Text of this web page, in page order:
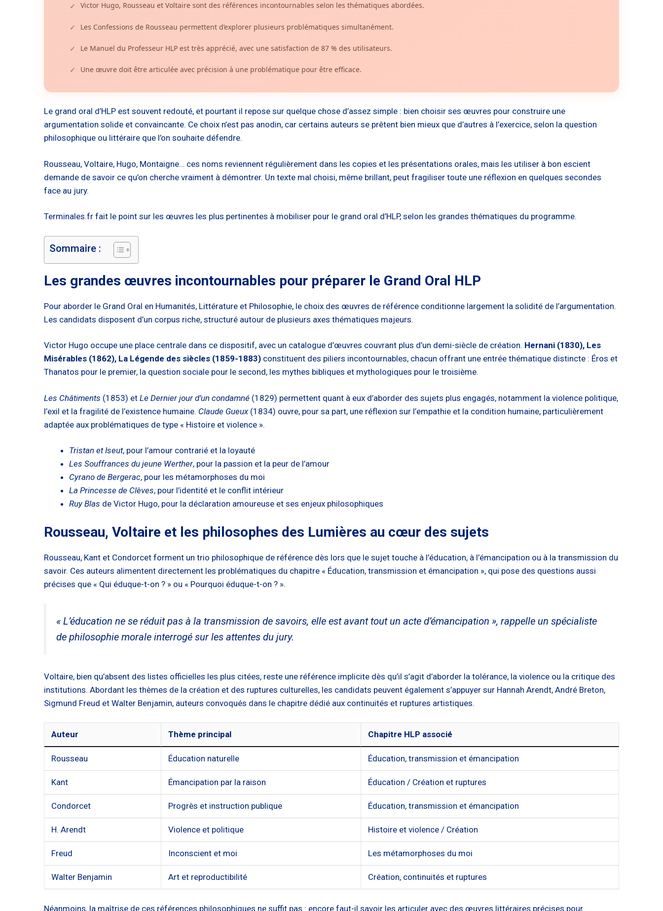
✓ Victor Hugo, Rousseau et Voltaire sont des références incontournables selon les thématiques abordées.
✓ Les Confessions de Rousseau permettent d’explorer plusieurs problématiques simultanément.
✓ Le Manuel du Professeur HLP est très apprécié, avec une satisfaction de 87 % des utilisateurs.
✓ Une œuvre doit être articulée avec précision à une problématique pour être efficace.
Le grand oral d’HLP est souvent redouté, et pourtant il repose sur quelque chose d’assez simple : bien choisir ses œuvres pour construire une
argumentation solide et convaincante. Ce choix n’est pas anodin, car certains auteurs se prêtent bien mieux que d’autres à l’exercice, selon la question
philosophique ou littéraire que l’on souhaite défendre.
Rousseau, Voltaire, Hugo, Montaigne… ces noms reviennent régulièrement dans les copies et les présentations orales, mais les utiliser à bon escient
demande de savoir ce qu’on cherche vraiment à démontrer. Un texte mal choisi, même brillant, peut fragiliser toute une réflexion en quelques secondes
face au jury.
Terminales.fr fait le point sur les œuvres les plus pertinentes à mobiliser pour le grand oral d’HLP, selon les grandes thématiques du programme.
Sommaire :
Les grandes œuvres incontournables pour préparer le Grand Oral HLP
Pour aborder le Grand Oral en Humanités, Littérature et Philosophie, le choix des œuvres de référence conditionne largement la solidité de l’argumentation.
Les candidats disposent d’un corpus riche, structuré autour de plusieurs axes thématiques majeurs.
Victor Hugo occupe une place centrale dans ce dispositif, avec un catalogue d’œuvres couvrant plus d’un demi-siècle de création. Hernani (1830), Les
Misérables (1862), La Légende des siècles (1859-1883) constituent des piliers incontournables, chacun offrant une entrée thématique distincte : Éros et
Thanatos pour le premier, la question sociale pour le second, les mythes bibliques et mythologiques pour le troisième.
Les Châtiments (1853) et Le Dernier jour d’un condamné (1829) permettent quant à eux d’aborder des sujets plus engagés, notamment la violence politique,
l’exil et la fragilité de l’existence humaine. Claude Gueux(1834) ouvre, pour sa part, une réflexion sur l’empathie et la condition humaine, particulièrement
adaptée aux problématiques de type « Histoire et violence ».
Tristan et Iseut, pour l’amour contrarié et la loyauté
Les Souffrances du jeune Werther, pour la passion et la peur de l’amour
Cyrano de Bergerac, pour les métamorphoses du moi
La Princesse de Clèves, pour l’identité et le conflit intérieur
Ruy Blas de Victor Hugo, pour la déclaration amoureuse et ses enjeux philosophiques
Rousseau, Voltaire et les philosophes des Lumières au cœur des sujets
Rousseau, Kant et Condorcet forment un trio philosophique de référence dès lors que le sujet touche à l’éducation, à l’émancipation ou à la transmission du
savoir. Ces auteurs alimentent directement les problématiques du chapitre « Éducation, transmission et émancipation », qui pose des questions aussi
précises que « Qui éduque-t-on ? » ou « Pourquoi éduque-t-on ? ».
« L’éducation ne se réduit pas à la transmission de savoirs, elle est avant tout un acte d’émancipation », rappelle un spécialiste
de philosophie morale interrogé sur les attentes du jury.
Voltaire, bien qu’absent des listes officielles les plus citées, reste une référence implicite dès qu’il s’agit d’aborder la tolérance, la violence ou la critique des
institutions. Abordant les thèmes de la création et des ruptures culturelles, les candidats peuvent également s’appuyer sur Hannah Arendt, André Breton,
Sigmund Freud et Walter Benjamin, auteurs convoqués dans le chapitre dédié aux continuités et ruptures artistiques.
Auteur Thème principal Chapitre HLP associé
Rousseau Éducation naturelle Éducation, transmission et émancipation
Kant Émancipation par la raison Éducation / Création et ruptures
Condorcet Progrès et instruction publique Éducation, transmission et émancipation
H. Arendt Violence et politique Histoire et violence / Création
Freud Inconscient et moi Les métamorphoses du moi
Walter Benjamin Art et reproductibilité Création, continuités et ruptures
Néanmoins, la maîtrise de ces références philosophiques ne suffit pas : encore faut-il savoir les articuler avec des œuvres littéraires précises pour